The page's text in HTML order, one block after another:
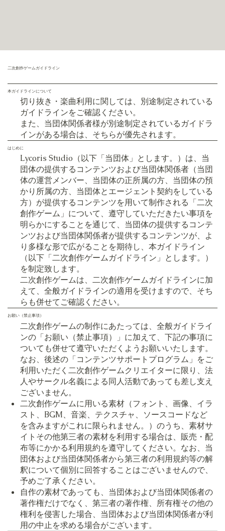
二次創作ゲームガイドライン
本ガイドラインについて
切り抜き・楽曲利用に関しては、別途制定されている
ガイドラインをご確認ください。
また、当団体関係者様が別途制定されているガイドラ
インがある場合は、そちらが優先されます。
はじめに
Lycoris Studio（以下「当団体」とします。）は、当
団体の提供するコンテンツおよび当団体関係者（当団
体の運営メンバー、当団体の正所属の方、当団体の預
かり所属の方、当団体とエージェント契約をしている
方）が提供するコンテンツを用いて制作される「二次
創作ゲーム」について、遵守していただきたい事項を
明らかにすることを通じて、当団体の提供するコンテ
ンツおよび当団体関係者が提供するコンテンツが、よ
り多様な形で広がることを期待し、本ガイドライン
（以下「二次創作ゲームガイドライン」とします。）
を制定致します。
二次創作ゲームは、二次創作ゲームガイドラインに加
えて、全般ガイドラインの適用を受けますので、そち
らも併せてご確認ください。
お願い（禁止事項）
二次創作ゲームの制作にあたっては、全般ガイドライ
ンの「お願い（禁止事項）」に加えて、下記の事項に
ついても併せて遵守いただくようお願いいたします。
なお、後述の「コンテンツサポートプログラム」をご
利用いただく二次創作ゲームクリエイターに限り、法
人やサークル名義による同人活動であっても差し支え
ございません。
二次創作ゲームに用いる素材（フォント、画像、イラ
スト、BGM、音楽、テクスチャ、ソースコードなど
を含みますがこれに限られません。）のうち、素材サ
イトその他第三者の素材を利用する場合は、販売・配
布等にかかる利用規約を遵守してください。なお、当
団体および当団体関係者から第三者の利用規約等の解
釈について個別に回答することはございませんので、
予めご了承ください。
自作の素材であっても、当団体および当団体関係者の
著作権だけでなく、第三者の著作権、所有権その他の
権利を侵害した場合、当団体および当団体関係者が利
用の中止を求める場合がございます。